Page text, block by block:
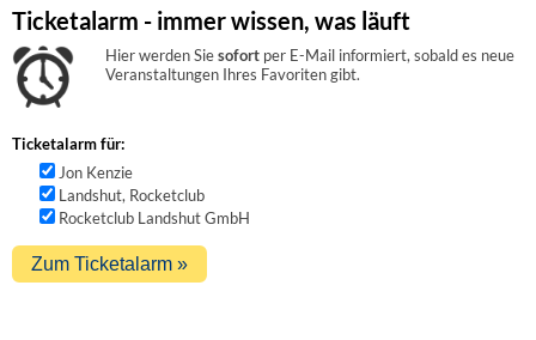
Ticketalarm - immer wissen, was läuft
Hier werden Siesofort per E-Mail informiert, sobald es neue
Veranstaltungen Ihres Favoriten gibt.
Ticketalarm für:
Jon Kenzie
Landshut, Rocketclub
Rocketclub Landshut GmbH